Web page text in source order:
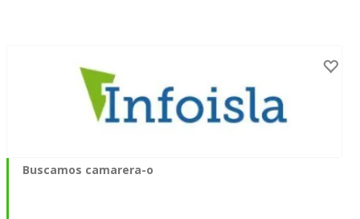
Buscamos camarera-o